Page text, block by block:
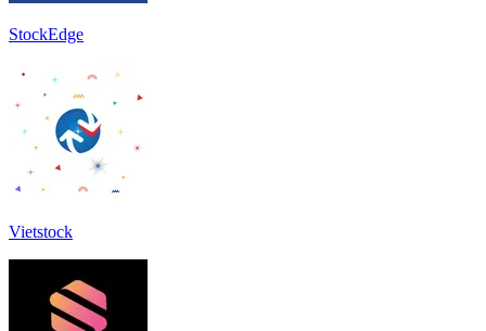
StockEdge
Vietstock